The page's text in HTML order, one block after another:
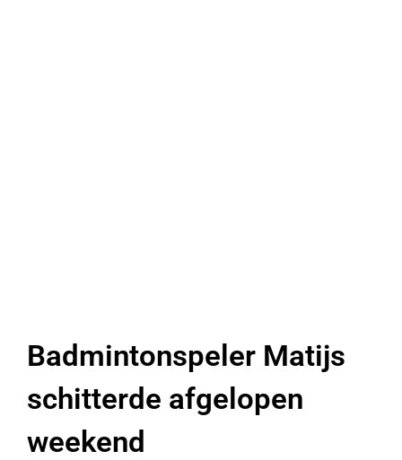
Badmintonspeler Matijs
schitterde afgelopen
weekend